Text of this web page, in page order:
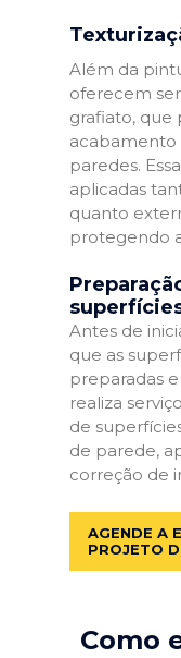
Além da
oferecem
grafiato,
acabamento
paredes.
aplicadas
quanto
protegendo
Antes de
que as
preparadas
realiza
de
de parede,
correção de
AGENDE A
PROJETO
Como